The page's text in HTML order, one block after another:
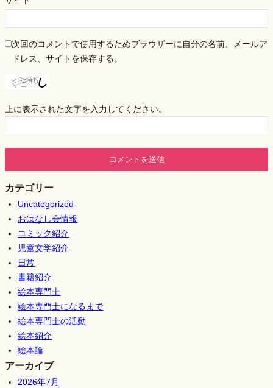
次回のコメントで使用するためブラウザーに自分の名前、メールア
ドレス、サイトを保存する。
上に表示された文字を入力してください。
カテゴリー
Uncategorized
おはなし会情報
コミック紹介
児童文学紹介
日常
書籍紹介
絵本専門士
絵本専門士になるまで
絵本専門士の活動
絵本紹介
絵本論
アーカイブ
2026年7月